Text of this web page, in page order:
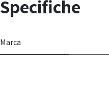
Specifiche
Marca